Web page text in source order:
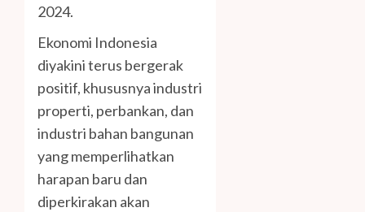
2024.
Ekonomi Indonesia
diyakini terus bergerak
positif, khususnya industri
properti, perbankan, dan
industri bahan bangunan
yang memperlihatkan
harapan baru dan
diperkirakan akan